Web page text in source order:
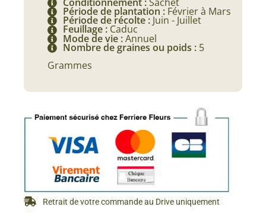
Période de plantation : Février à Mars
Période de récolte : Juin - Juillet
Feuillage : Caduc
Mode de vie :Annuel
Nombre de graines ou poids : 5
Grammes
Retrait de votre commande au Drive uniquement